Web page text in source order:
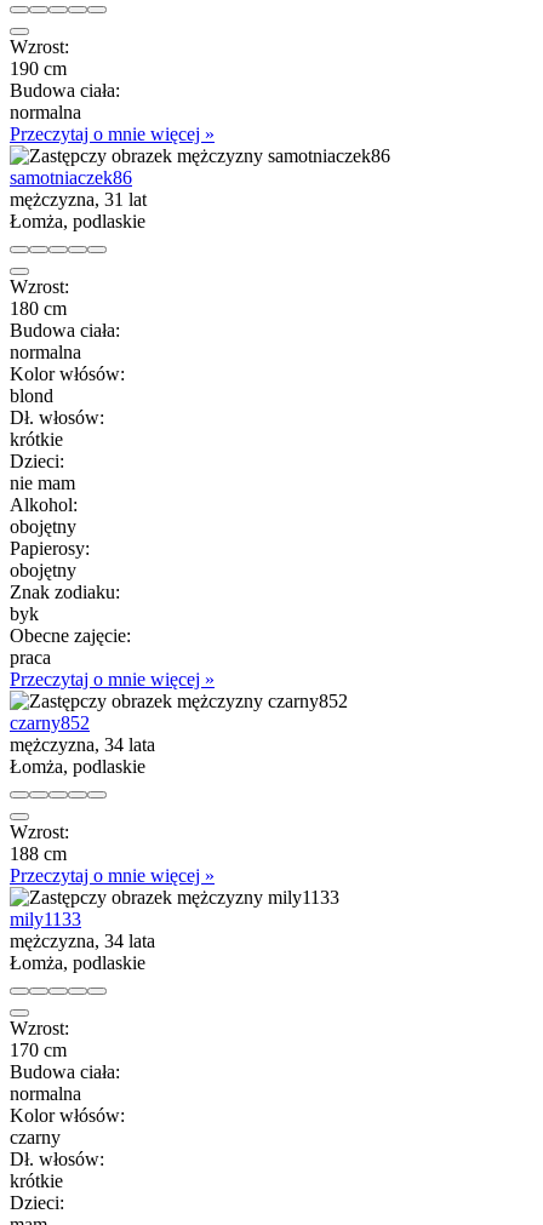
Wzrost:
190 cm
Budowa ciała:
normalna
Przeczytaj o mnie więcej »
samotniaczek86
mężczyzna, 31 lat
Łomża, podlaskie
Wzrost:
180 cm
Budowa ciała:
normalna
Kolor włósów:
blond
Dł. włosów:
krótkie
Dzieci:
nie mam
Alkohol:
obojętny
Papierosy:
obojętny
Znak zodiaku:
byk
Obecne zajęcie:
praca
Przeczytaj o mnie więcej »
czarny852
mężczyzna, 34 lata
Łomża, podlaskie
Wzrost:
188 cm
Przeczytaj o mnie więcej »
mily1133
mężczyzna, 34 lata
Łomża, podlaskie
Wzrost:
170 cm
Budowa ciała:
normalna
Kolor włósów:
czarny
Dł. włosów:
krótkie
Dzieci: